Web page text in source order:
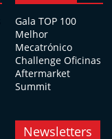
Gala TOP 100
Melhor
Mecatrónico
Challenge Oficinas
Aftermarket
Summit
Newsletters